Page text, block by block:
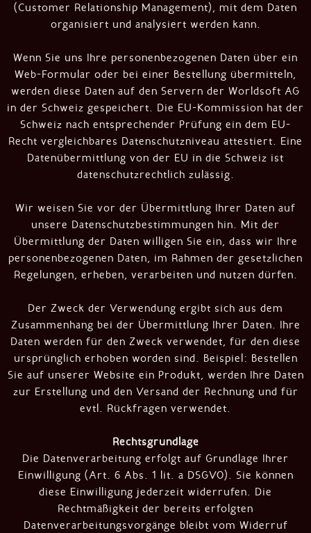
(Customer Relationship Management), mit dem Daten
organisiert und analysiert werden kann.
Wenn Sie uns Ihre personenbezogenen Daten über ein
Web-Formular oder bei einer Bestellung übermitteln,
werden diese Daten auf den Servern der Worldsoft AG
in der Schweiz gespeichert. Die EU-Kommission hat der
Schweiz nach entsprechender Prüfung ein dem EU-
Recht vergleichbares Datenschutzniveau attestiert. Eine
Datenübermittlung von der EU in die Schweiz ist
datenschutzrechtlich zulässig.
Wir weisen Sie vor der Übermittlung Ihrer Daten auf
unsere Datenschutzbestimmungen hin. Mit der
Übermittlung der Daten willigen Sie ein, dass wir Ihre
personenbezogenen Daten, im Rahmen der gesetzlichen
Regelungen, erheben, verarbeiten und nutzen dürfen.
Der Zweck der Verwendung ergibt sich aus dem
Zusammenhang bei der Übermittlung Ihrer Daten. Ihre
Daten werden für den Zweck verwendet, für den diese
ursprünglich erhoben worden sind. Beispiel: Bestellen
Sie auf unserer Website ein Produkt, werden Ihre Daten
zur Erstellung und den Versand der Rechnung und für
evtl. Rückfragen verwendet.
Rechtsgrundlage
Die Datenverarbeitung erfolgt auf Grundlage Ihrer
Einwilligung (Art. 6 Abs. 1 lit. a DSGVO). Sie können
diese Einwilligung jederzeit widerrufen. Die
Rechtmäßigkeit der bereits erfolgten
Datenverarbeitungsvorgänge bleibt vom Widerruf